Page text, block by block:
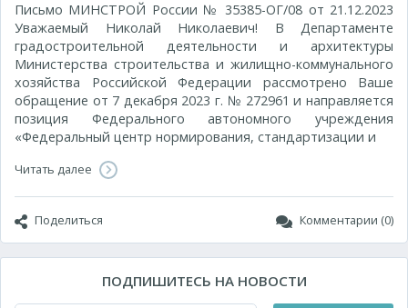
Письмо МИНСТРОЙ России № 35385-ОГ/08 от 21.12.2023
Уважаемый Николай Николаевич! В Департаменте
градостроительной деятельности и архитектуры
Министерства строительства и жилищно-коммунального
хозяйства Российской Федерации рассмотрено Ваше
обращение от 7 декабря 2023 г. № 272961 и направляется
позиция Федерального автономного учреждения
«Федеральный центр нормирования, стандартизации и
Читать далее
Поделиться Комментарии (0)
ПОДПИШИТЕСЬ НА НОВОСТИ